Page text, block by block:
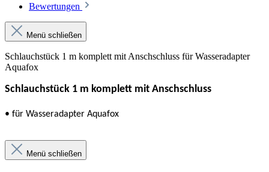
Bewertungen
Menü schließen
Schlauchstück 1 m komplett mit Anschschluss für Wasseradapter
Aquafox
Schlauchstück 1 m komplett mit Anschschluss
• für Wasseradapter Aquafox
Menü schließen